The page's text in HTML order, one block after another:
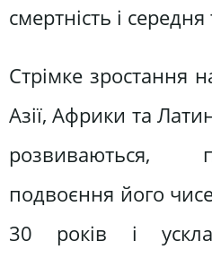
смертність і
Стрімке зростання
Азії, Африки та
розвиваються,
подвоєння його
30 років і